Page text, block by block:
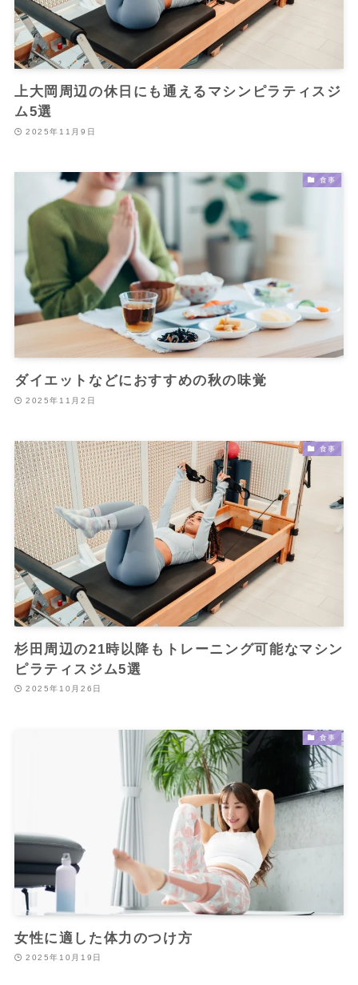
上大岡周辺の休日にも通えるマシンピラティスジ
ム5選
2025年11月9日
食事
ダイエットなどにおすすめの秋の味覚
2025年11月2日
食事
杉田周辺の21時以降もトレーニング可能なマシン
ピラティスジム5選
2025年10月26日
食事
女性に適した体力のつけ方
2025年10月19日